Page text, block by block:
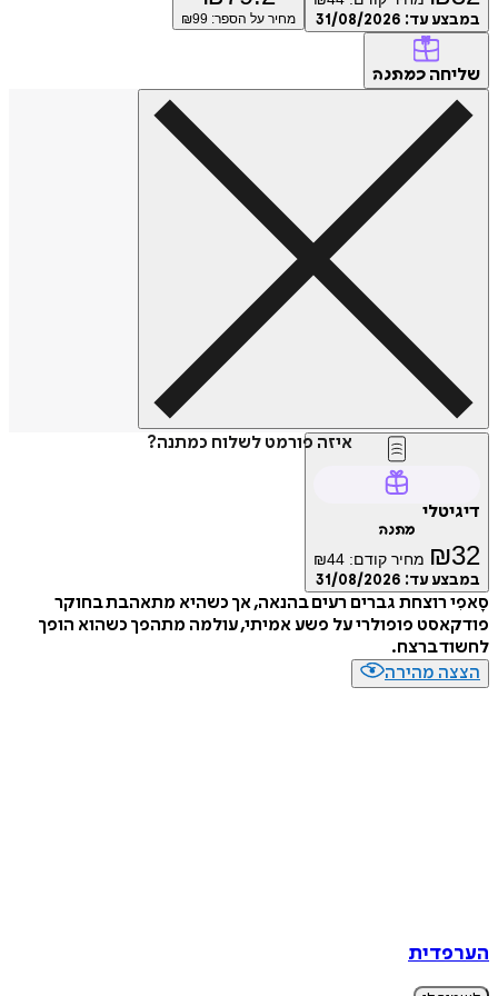
עד:31/08/2026 מחיר על הספר: ₪99
כמתנה
איזה פורמט לשלוח כמתנה?
₪ מחיר קודם: ₪44
עד:31/08/2026
רוצחת גברים רעים בהנאה, אך כשהיא מתאהבת בחוקר
פופולרי על פשע אמיתי, עולמה מתהפך כשהוא הופך
ברצח.
מהירה